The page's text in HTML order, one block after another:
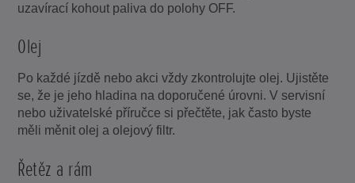
uzavírací kohout paliva do polohy OFF.
Olej
Po každé jízdě nebo akci vždy zkontrolujte olej. Ujistěte
se, že je jeho hladina na doporučené úrovni. V servisní
nebo uživatelské příručce si přečtěte, jak často byste
měli měnit olej a olejový filtr.
Řetěz a rám